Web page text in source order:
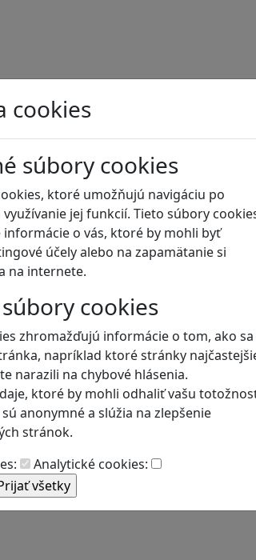
cookies
súbory cookies
ktoré umožňujú navigáciu po
jej funkcií. Tieto súbory
informácie o vás, ktoré by mohli byť
účely alebo na zapamätanie si
na internete.
cookies
zhromažďujú informácie o tom, ako sa
napríklad ktoré stránky
narazili na chybové hlásenia.
ktoré by mohli odhaliť vašu
anonymné a slúžia na zlepšenie
stránok.
Analytické cookies:
Naše hry